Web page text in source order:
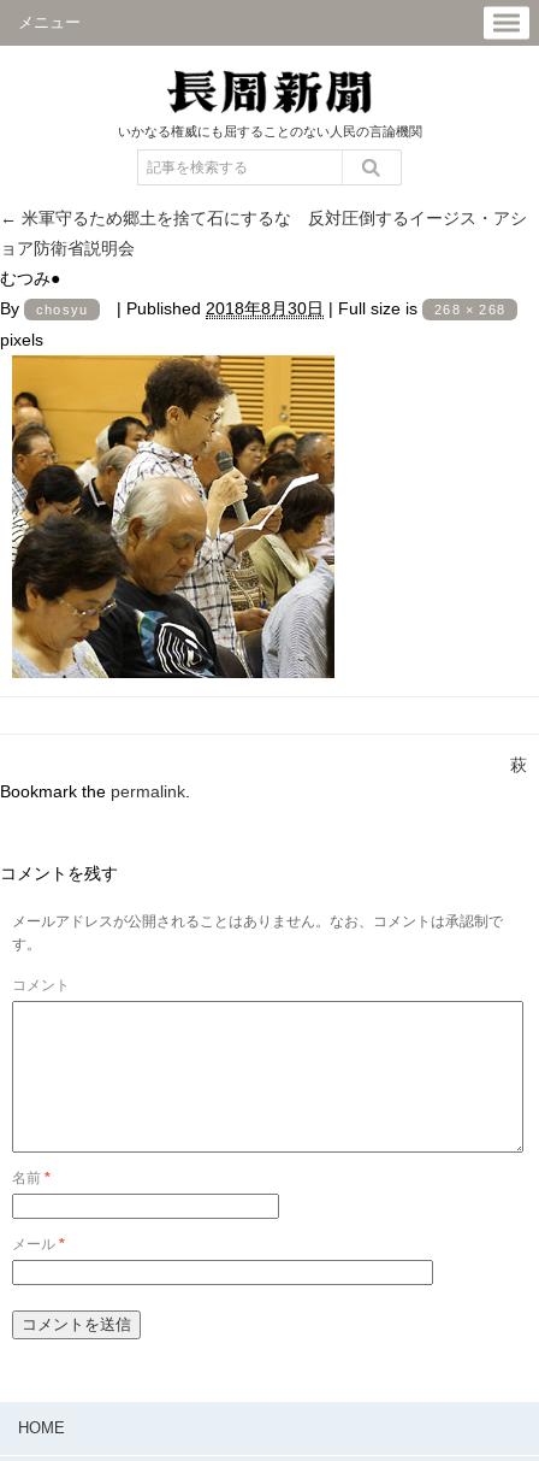
メニュー
いかなる権威にも屈することのない人民の言論機関
← 米軍守るため郷土を捨て石にするな 反対圧倒するイージス・アシ
ョア防衛省説明会
むつみ●
By
chosyu | Published 2018年8月30日 | Full size is 268 × 268
pixels
萩
Bookmark the permalink
コメントを残す
メールアドレスが公開されることはありません。なお、コメントは承認制で
す。
コメント
名前 *
メール *
HOME